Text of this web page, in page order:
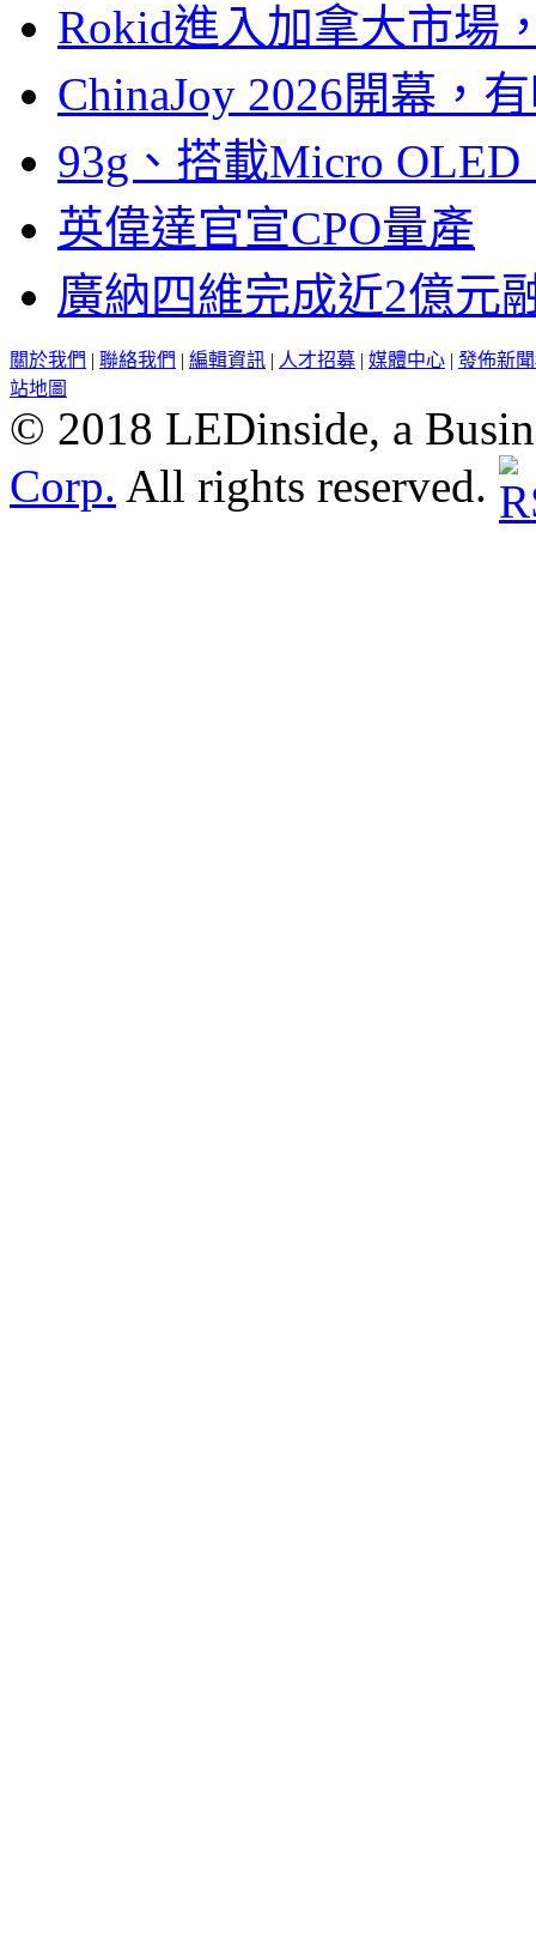
Rokid進入加拿大市場
ChinaJoy 2026開幕，
93g、搭載Micro
英偉達官宣CPO量產
廣納四維完成近2億元
關於我們 | 聯絡我們 | 編輯資訊 | 人才招募 | 媒體中心 | 發佈新
站地圖
© 2018 LEDinside, a
Corp. All rights reserved.